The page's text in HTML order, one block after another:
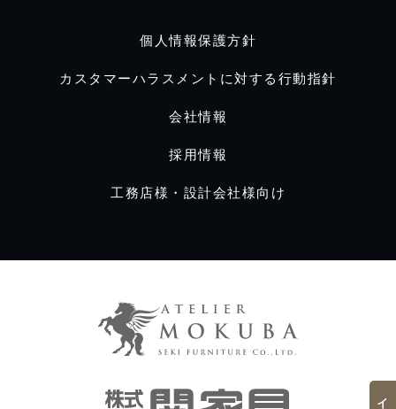
個人情報保護方針
カスタマーハラスメントに対する行動指針
会社情報
採用情報
工務店様・設計会社様向け